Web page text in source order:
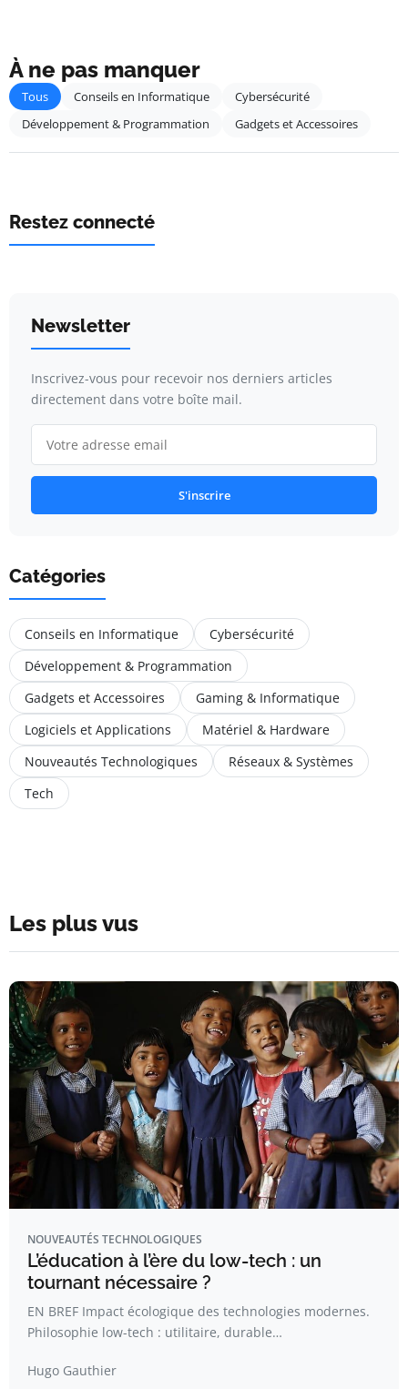
À ne pas manquer
Tous Conseils en Informatique
Cybersécurité
Développement & Programmation
Gadgets et Accessoires
Restez connecté
Newsletter
Inscrivez-vous pour recevoir nos derniers articles
directement dans votre boîte mail.
S'inscrire
Catégories
Conseils en Informatique
Cybersécurité
Développement & Programmation
Gadgets et Accessoires
Gaming & Informatique
Logiciels et Applications
Matériel & Hardware
Nouveautés Technologiques
Réseaux & Systèmes
Tech
Les plus vus
NOUVEAUTÉS TECHNOLOGIQUES
L’éducation à l’ère du low-tech : un
tournant nécessaire ?
EN BREF Impact écologique des technologies modernes.
Philosophie low-tech : utilitaire, durable…
Hugo Gauthier